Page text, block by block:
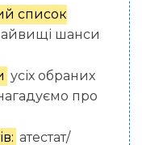
список
шанси
усіх обраних
про
атестат/